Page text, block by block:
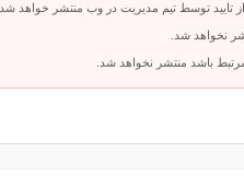
توسط تیم مدیریت در وب منتشر خواهد شد.
نخواهد شد.
باشد منتشر نخواهد شد.